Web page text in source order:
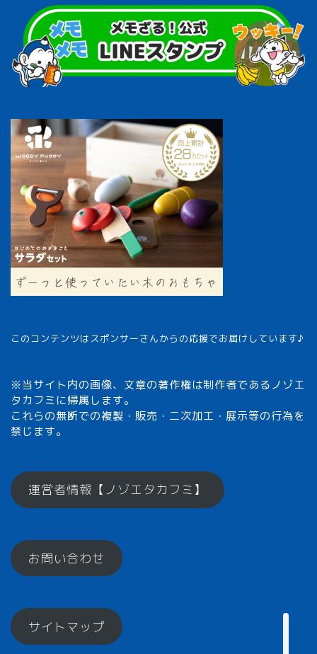
このコンテンツはスポンサーさんからの応援でお届けしています♪
※当サイト内の画像、文章の著作権は制作者であるノゾエ
タカフミに帰属します。
これらの無断での複製・販売・二次加工・展示等の行為を
禁じます。
運営者情報【ノゾエタカフミ】
お問い合わせ
サイトマップ
メモざるとは？